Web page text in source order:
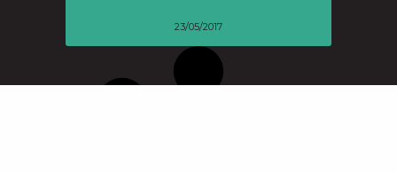
23/05/2017